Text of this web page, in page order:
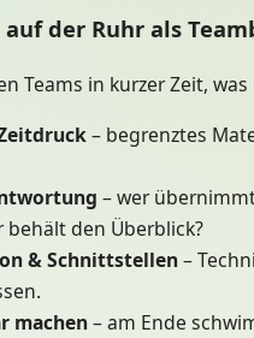
der Ruhr als
Teams in kurzer Zeit,
– begrenztes
– wer
behält den Überblick?
& Schnittstellen–
machen– am Ende